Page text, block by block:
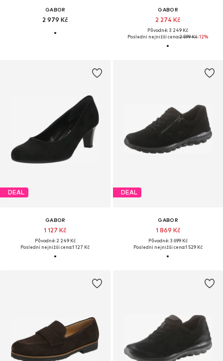
GABOR
2 979 Kč
GABOR
2 274 Kč
Původně: 3 249 Kč
Poslední nejnižší cena:2 599 Kč-12%
DEAL
GABOR
1 127 Kč
Původně: 2 249 Kč
Poslední nejnižší cena:1 127 Kč
DEAL
GABOR
1 869 Kč
Původně: 3 699 Kč
Poslední nejnižší cena:1 529 Kč